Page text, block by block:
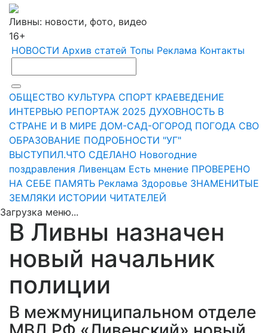
Ливны: новости, фото, видео
16+
НОВОСТИ Архив статей Топы Реклама Контакты
ОБЩЕСТВО КУЛЬТУРА СПОРТ КРАЕВЕДЕНИЕ
ИНТЕРВЬЮ РЕПОРТАЖ 2025 ДУХОВНОСТЬ В
СТРАНЕ И В МИРЕ ДОМ-САД-ОГОРОД ПОГОДА СВО
ОБРАЗОВАНИЕ ПОДРОБНОСТИ "УГ"
ВЫСТУПИЛ.ЧТО СДЕЛАНО Новогодние
поздравления Ливенцам Есть мнение ПРОВЕРЕНО
НА СЕБЕ ПАМЯТЬ Реклама Здоровье ЗНАМЕНИТЫЕ
ЗЕМЛЯКИ ИСТОРИИ ЧИТАТЕЛЕЙ
Загрузка меню...
В Ливны назначен
новый начальник
полиции
В межмуниципальном отделе